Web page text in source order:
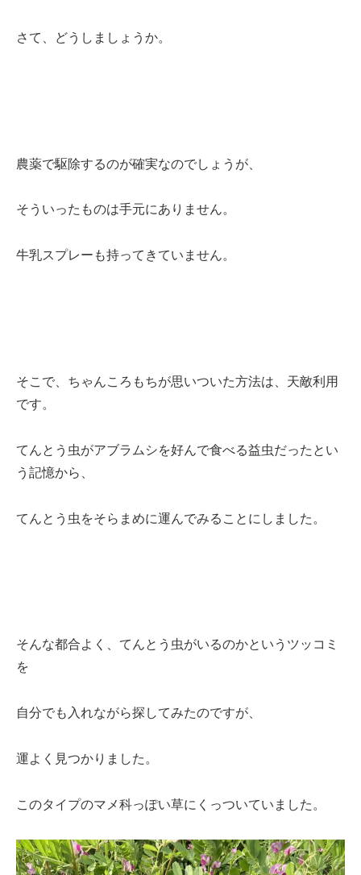
さて、どうしましょうか。
農薬で駆除するのが確実なのでしょうが、
そういったものは手元にありません。
牛乳スプレーも持ってきていません。
そこで、ちゃんころもちが思いついた方法は、天敵利用
です。
てんとう虫がアブラムシを好んで食べる益虫だったとい
う記憶から、
てんとう虫をそらまめに運んでみることにしました。
そんな都合よく、てんとう虫がいるのかというツッコミ
を
自分でも入れながら探してみたのですが、
運よく見つかりました。
このタイプのマメ科っぽい草にくっついていました。